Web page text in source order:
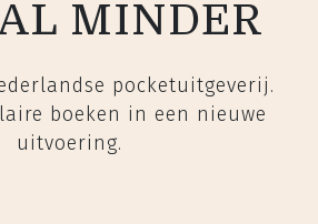
MINDER
pocketuitgeverij.
boeken in een nieuwe
uitvoering.